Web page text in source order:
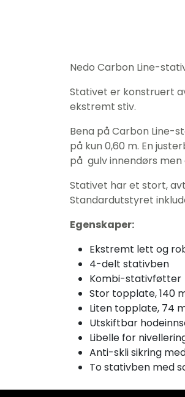
Nedo Carbon Line-
Stativet er konstruert
ekstremt stiv.
Bena på Carbon Line-
på kun 0,60 m. En
på gulv innendørs men
Stativet har et stort,
Standardutstyret
Egenskaper:
Ekstremt lett og
4-delt stativben
Kombi-stativføtter
Stor topplate, 140
Liten topplate, 74
Utskiftbar
Libelle for
Anti-skli sikring
To stativben med